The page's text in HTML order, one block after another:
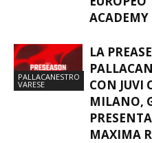
PALLACANESTRO
VARESE
LA
CON JUVI
MILANO,
MAXIMA